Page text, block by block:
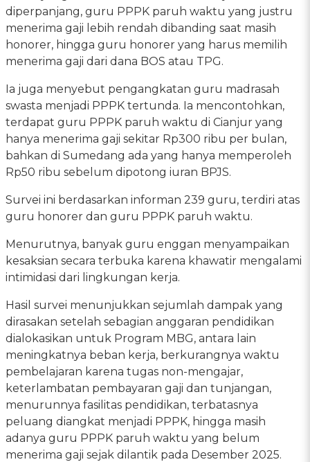
diperpanjang, guru PPPK paruh waktu yang justru
menerima gaji lebih rendah dibanding saat masih
honorer, hingga guru honorer yang harus memilih
menerima gaji dari dana BOS atau TPG.
Ia juga menyebut pengangkatan guru madrasah
swasta menjadi PPPK tertunda. Ia mencontohkan,
terdapat guru PPPK paruh waktu di Cianjur yang
hanya menerima gaji sekitar Rp300 ribu per bulan,
bahkan di Sumedang ada yang hanya memperoleh
Rp50 ribu sebelum dipotong iuran BPJS.
Survei ini berdasarkan informan 239 guru, terdiri atas
guru honorer dan guru PPPK paruh waktu.
Menurutnya, banyak guru enggan menyampaikan
kesaksian secara terbuka karena khawatir mengalami
intimidasi dari lingkungan kerja.
Hasil survei menunjukkan sejumlah dampak yang
dirasakan setelah sebagian anggaran pendidikan
dialokasikan untuk Program MBG, antara lain
meningkatnya beban kerja, berkurangnya waktu
pembelajaran karena tugas non-mengajar,
keterlambatan pembayaran gaji dan tunjangan,
menurunnya fasilitas pendidikan, terbatasnya
peluang diangkat menjadi PPPK, hingga masih
adanya guru PPPK paruh waktu yang belum
menerima gaji sejak dilantik pada Desember 2025.